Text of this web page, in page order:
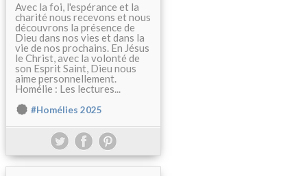
Avec la foi, l'espérance et la
charité nous recevons et nous
découvrons la présence de
Dieu dans nos vies et dans la
vie de nos prochains. En Jésus
le Christ, avec la volonté de
son Esprit Saint, Dieu nous
aime personnellement.
Homélie : Les lectures...
#Homélies 2025